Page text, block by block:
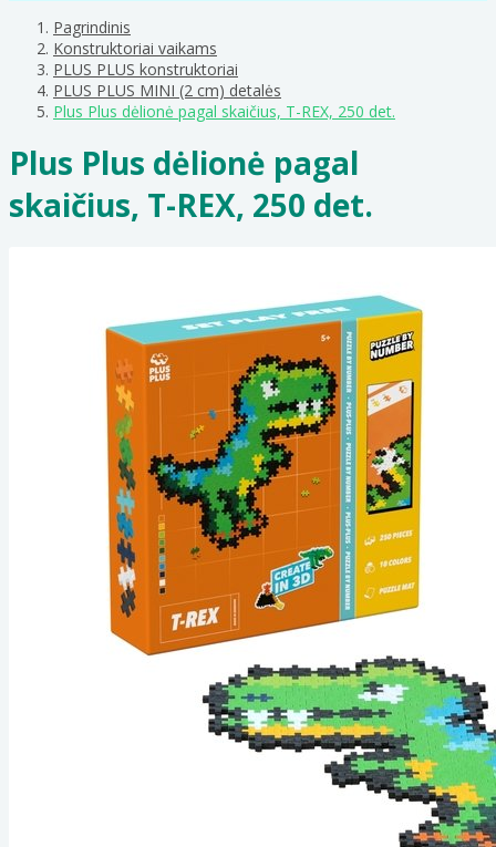
Pagrindinis
Konstruktoriai vaikams
PLUS PLUS konstruktoriai
PLUS PLUS MINI (2 cm) detalės
Plus Plus dėlionė pagal skaičius, T-REX, 250 det.
Plus Plus dėlionė pagal
skaičius, T-REX, 250 det.